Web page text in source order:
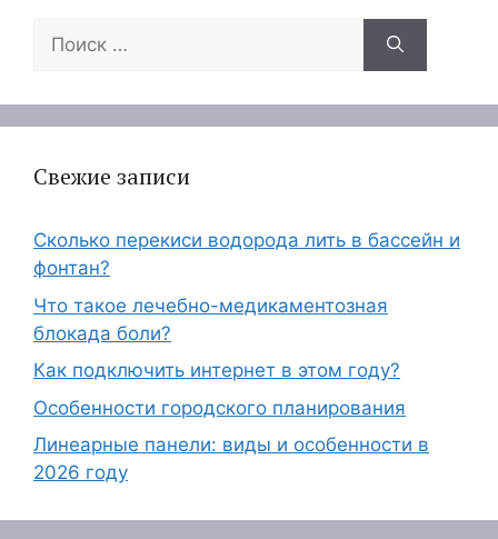
Поиск:
Свежие записи
Сколько перекиси водорода лить в бассейн и
фонтан?
Что такое лечебно-медикаментозная
блокада боли?
Как подключить интернет в этом году?
Особенности городского планирования
Линеарные панели: виды и особенности в
2026 году